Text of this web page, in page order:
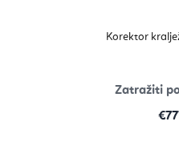
Korektor
Zatražiti